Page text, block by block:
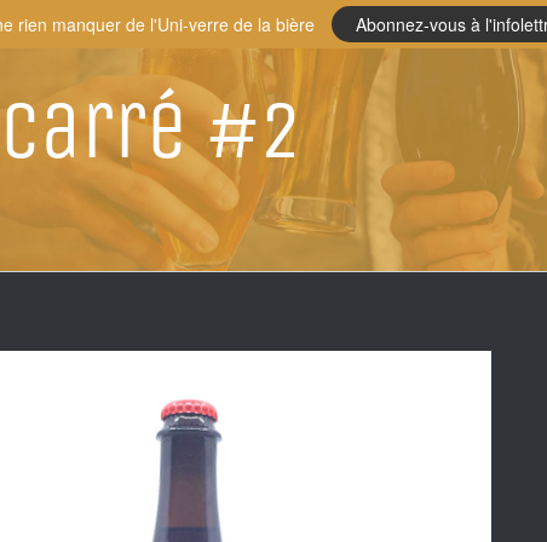
#2
rien manquer de l'Uni-verre de la bière Abonnez-vous à